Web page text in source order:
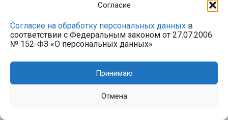
Согласие
Согласие на обработку персональных данных в
соответствии с Федеральным законом от 27.07.2006
№ 152-ФЗ «О персональных данных»
Принимаю
Отмена